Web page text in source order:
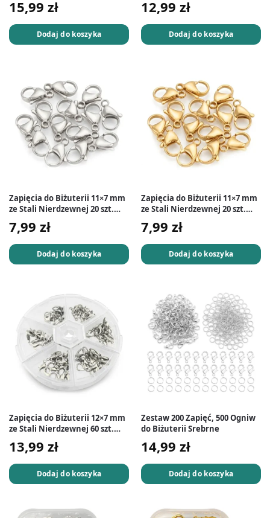
15,99 zł
Dodaj do koszyka
12,99 zł
Dodaj do koszyka
Zapięcia do Biżuterii 11×7 mm
ze Stali Nierdzewnej 20 szt.
7,99 zł
Dodaj do koszyka
Zapięcia do Biżuterii 11×7 mm
ze Stali Nierdzewnej 20 szt.
7,99 zł
Dodaj do koszyka
Zapięcia do Biżuterii 12×7 mm
ze Stali Nierdzewnej 60 szt.
13,99 zł
Dodaj do koszyka
Zestaw 200 Zapięć, 500 Ogniw
do Biżuterii Srebrne
14,99 zł
Dodaj do koszyka